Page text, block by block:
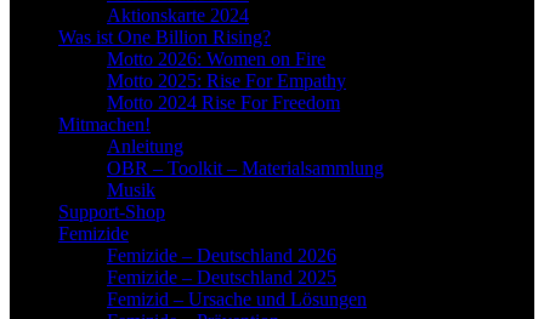
Aktionskarte 2024
Was ist One Billion Rising?
Motto 2026: Women on Fire
Motto 2025: Rise For Empathy
Motto 2024 Rise For Freedom
Mitmachen!
Anleitung
OBR – Toolkit – Materialsammlung
Musik
Support-Shop
Femizide
Femizide – Deutschland 2026
Femizide – Deutschland 2025
Femizid – Ursache und Lösungen